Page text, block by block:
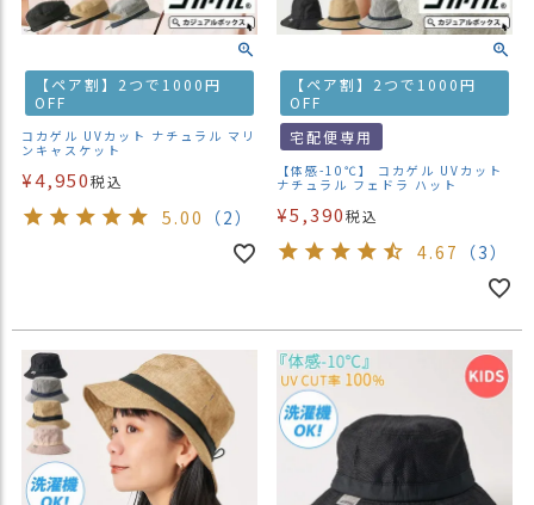
【ペア割】2つで1000円
OFF
コカゲル UVカット ナチュラル マリ
ンキャスケット
¥4,950税込
5.00 （2）
【ペア割】2つで1000円
OFF
宅配便専用
【体感-10℃】 コカゲル UVカット
ナチュラル フェドラ ハット
¥5,390税込
4.67 （3）